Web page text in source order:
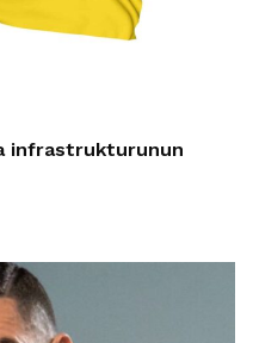
infrastrukturunun